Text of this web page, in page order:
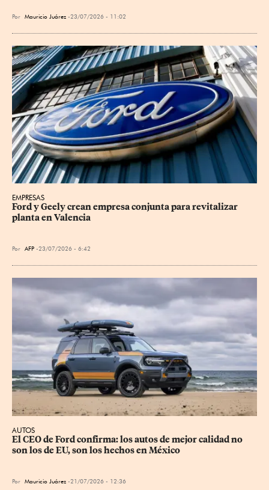
Por Mauricio Juárez 23/07/2026 - 11:02
EMPRESAS
Ford y Geely crean empresa conjunta para revitalizar
planta en Valencia
Por AFP 23/07/2026 - 6:42
AUTOS
El CEO de Ford confirma: los autos de mejor calidad no
son los de EU, son los hechos en México
Por Mauricio Juárez 21/07/2026 - 12:36